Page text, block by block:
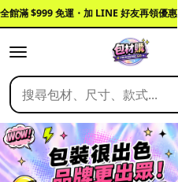
全館滿 $999 免運・加 LINE 好友再領優惠